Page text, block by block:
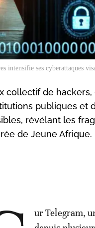
intensifie ses cyberattaques
collectif de
publiques et
révélant les
de Jeune Afrique.
ur Telegram,